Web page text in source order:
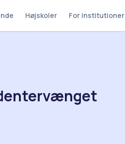
Højskoler For institutioner